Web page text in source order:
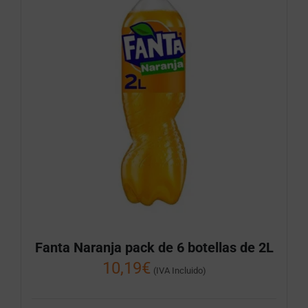
Fanta Naranja pack de 6 botellas de 2L
10,19€ (IVA Incluido)